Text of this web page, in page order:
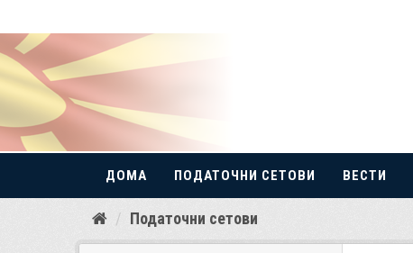
Прескокнете
ДОМА ПОДАТОЧНИ СЕТОВИ ВЕСТИ
Податочни сетови